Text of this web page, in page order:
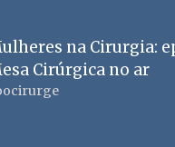
na Cirurgia:
Cirúrgica no ar